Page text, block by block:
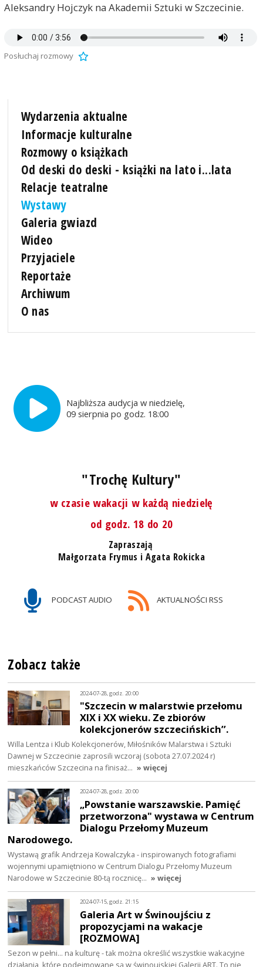
Aleksandry Hojczyk na Akademii Sztuki w Szczecinie.
Posłuchaj rozmowy
Wydarzenia aktualne
Informacje kulturalne
Rozmowy o książkach
Od deski do deski - książki na lato i...lata
Relacje teatralne
Wystawy
Galeria gwiazd
Wideo
Przyjaciele
Reportaże
Archiwum
O nas
Najbliższa audycja w niedzielę,
09 sierpnia po godz. 18:00
"Trochę Kultury"
w czasie wakacji w każdą niedzielę
od godz. 18 do 20
Zapraszają
Małgorzata Frymus i Agata Rokicka
PODCAST AUDIO AKTUALNOŚCI RSS
Zobacz także
2024-07-28, godz. 20:00
"Szczecin w malarstwie przełomu
XIX i XX wieku. Ze zbiorów
kolekcjonerów szczecińskich’’.
Willa Lentza i Klub Kolekcjonerów, Miłośników Malarstwa i Sztuki
Dawnej w Szczecinie zaprosili wczoraj (sobota 27.07.2024 r)
mieszkańców Szczecina na finisaż… » więcej
2024-07-28, godz. 20:00
„Powstanie warszawskie. Pamięć
przetworzona" wystawa w Centrum
Dialogu Przełomy Muzeum
Narodowego.
Wystawą grafik Andrzeja Kowalczyka - inspirowanych fotografiami
wojennymi upamiętniono w Centrum Dialogu Przełomy Muzeum
Narodowe w Szczecinie 80-tą rocznicę… » więcej
2024-07-15, godz. 21:15
Galeria Art w Świnoujściu z
propozycjami na wakacje
[ROZMOWA]
Sezon w pełni... na kulturę - tak można określić wszystkie wakacyjne
działania, które podejmowane są w świnoujskiej Galerii ART. To nie